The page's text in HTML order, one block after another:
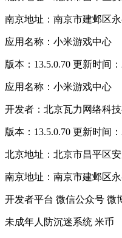
南京地址：南京市建邺区
应用名称：小米游戏中心
版本：13.5.0.70 更新时间
应用名称：小米游戏中心
开发者：北京瓦力网络科
版本：13.5.0.70 更新时间
北京地址：北京市昌平区
南京地址：南京市建邺区
开发者平台 微信公众号 微
未成年人防沉迷系统 米币